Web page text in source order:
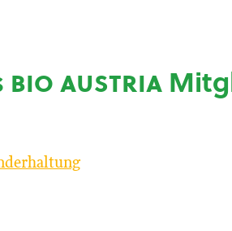
bio austria